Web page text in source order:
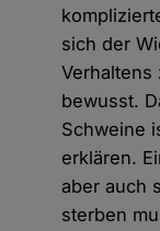
sich der
Verhaltens
bewusst.
Schweine
erklären.
aber auch
sterben